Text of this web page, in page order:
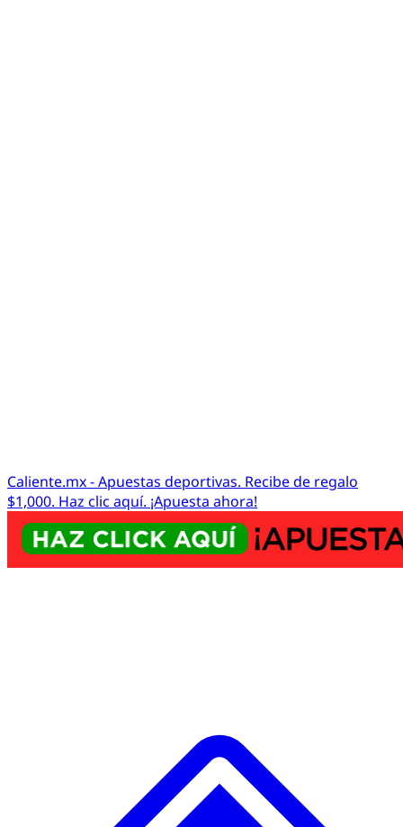
Caliente.mx - Apuestas deportivas. Recibe de regalo
$1,000. Haz clic aquí. ¡Apuesta ahora!